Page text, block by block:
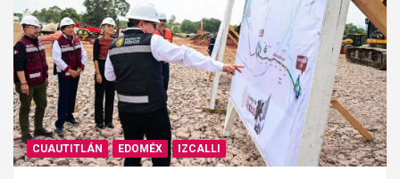
CUAUTITLÁN EDOMÉX IZCALLI